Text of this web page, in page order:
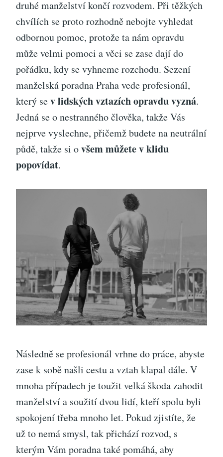
druhé manželství končí rozvodem. Při těžkých
chvílích se proto rozhodně nebojte vyhledat
odbornou pomoc, protože ta nám opravdu
může velmi pomoci a věci se zase dají do
pořádku, kdy se vyhneme rozchodu. Sezení
manželská poradna Prahavede profesionál,
který sev lidských vztazích opravdu vyzná.
Jedná se o nestranného člověka, takže Vás
nejprve vyslechne, přičemž budete na neutrální
půdě, takže si ovšem můžete v klidu
popovídat.
Následně se profesionál vrhne do práce, abyste
zase k sobě našli cestu a vztah klapal dále. V
mnoha případech je toužit velká škoda zahodit
manželství a soužití dvou lidí, kteří spolu byli
spokojení třeba mnoho let. Pokud zjistíte, že
už to nemá smysl, tak přichází rozvod, s
kterým Vám poradna také pomáhá, aby